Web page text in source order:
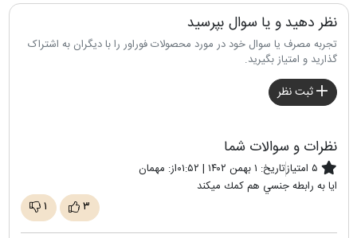
نظر دهید و یا سوال بپرسید
تجربه مصرف یا سوال خود در مورد محصولات فوراور را با دیگران به اشتراک
گذارید و امتیاز بگیرید.
ثبت نظر
نظرات و سوالات شما
۵ امتیاز تاریخ: ۱ بهمن ۱۴۰۲ | ۰۱:۵۲ از: مهمان
ايا به رابطه جنسي هم كمك ميكند
۳ ۱